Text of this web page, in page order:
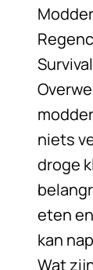
niets
droge
eten
kan
Wat